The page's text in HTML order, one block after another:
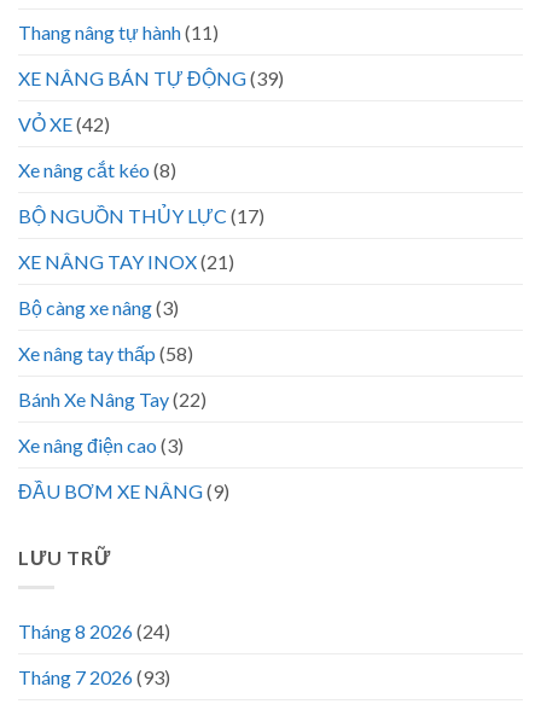
Thang nâng tự hành(11)
XE NÂNG BÁN TỰ ĐỘNG(39)
VỎ XE(42)
Xe nâng cắt kéo (8)
BỘ NGUỒN THỦY LỰC (17)
XE NÂNG TAY INOX(21)
Bộ càng xe nâng(3)
Xe nâng tay thấp (58)
Bánh Xe Nâng Tay(22)
Xe nâng điện cao (3)
ĐẦU BƠM XE NÂNG(9)
LƯU TRỮ
Tháng 8 2026(24)
Tháng 7 2026(93)